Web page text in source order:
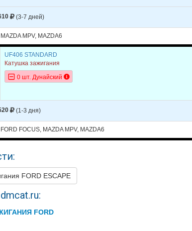
(3-7 дней)
MPV, MAZDA6
UF406 STANDARD
Катушка зажигания
0 шт. Дунайский
(1-3 дня)
FOCUS, MAZDA MPV, MAZDA6
FORD ESCAPE
FORD